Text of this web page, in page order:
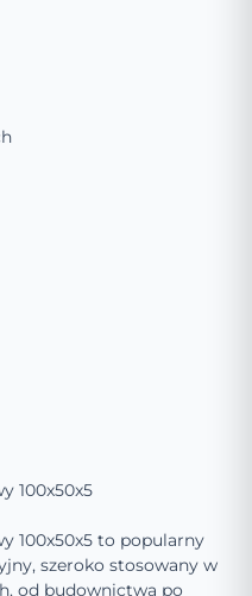
100x50x5
100x50x5 to popularny
szeroko stosowany w
od budownictwa po